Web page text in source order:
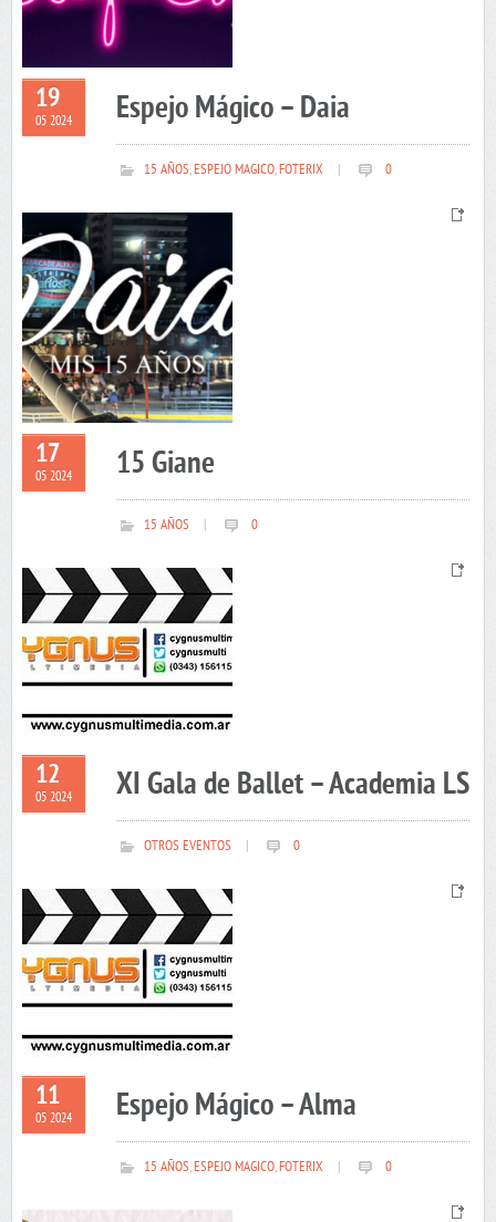
19
05 2024 Espejo Mágico – Daia
15 AÑOS,ESPEJO MAGICO,FOTERIX 0
17
05 2024 15 Giane
15 AÑOS 0
12
05 2024 XI Gala de Ballet – Academia LS
OTROS EVENTOS 0
11
05 2024 Espejo Mágico – Alma
15 AÑOS,ESPEJO MAGICO,FOTERIX 0